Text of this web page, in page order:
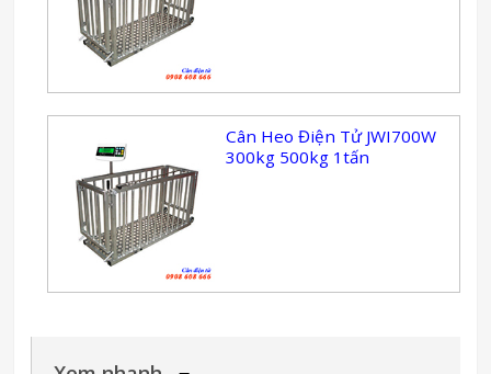
Cân Heo Điện Tử JWI700W
300kg 500kg 1tấn